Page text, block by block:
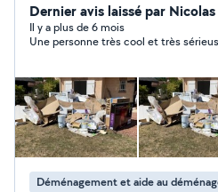
Dernier avis laissé par
Il y a plus de 6 mois
Une personne très cool et très
Déménagement et aide au